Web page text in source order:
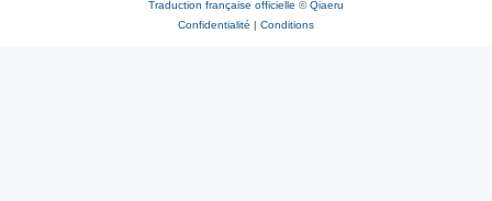
Traduction française officielle ©Qiaeru
Confidentialité | Conditions